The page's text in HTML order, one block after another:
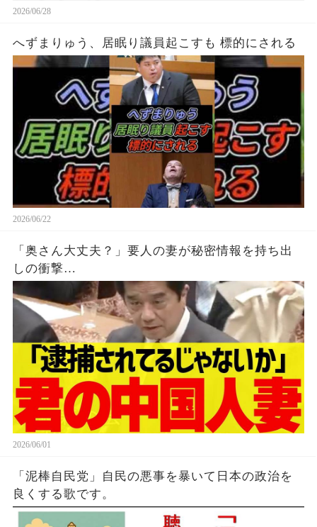
2026/06/28
へずまりゅう、居眠り議員起こすも 標的にされる
2026/06/22
「奥さん大丈夫？」要人の妻が秘密情報を持ち出
しの衝撃…
2026/06/01
「泥棒自民党」自民の悪事を暴いて日本の政治を
良くする歌です。